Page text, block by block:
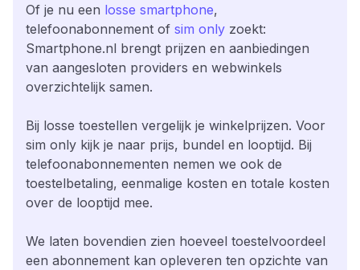
Of je nu een losse smartphone,
telefoonabonnement of sim only zoekt:
Smartphone.nl brengt prijzen en aanbiedingen
van aangesloten providers en webwinkels
overzichtelijk samen.
Bij losse toestellen vergelijk je winkelprijzen. Voor
sim only kijk je naar prijs, bundel en looptijd. Bij
telefoonabonnementen nemen we ook de
toestelbetaling, eenmalige kosten en totale kosten
over de looptijd mee.
We laten bovendien zien hoeveel toestelvoordeel
een abonnement kan opleveren ten opzichte van